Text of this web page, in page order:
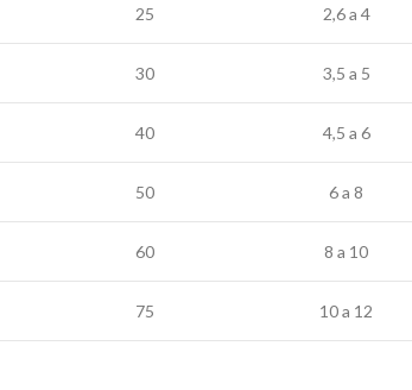
25 2,6 a 4
30 3,5 a 5
40 4,5 a 6
50 6 a 8
60 8 a 10
75 10 a 12